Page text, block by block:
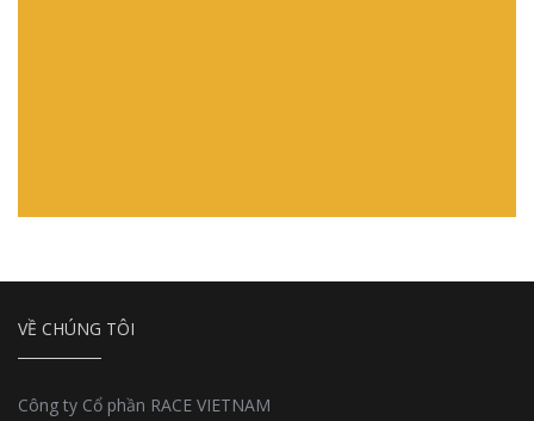
VỀ CHÚNG TÔI
Công ty Cổ phần RACE VIETNAM